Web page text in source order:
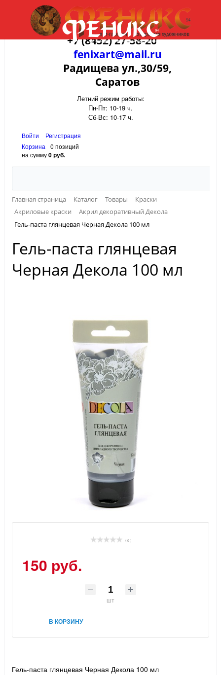
+7 (8452) 27-58-20
fenixart@mail.ru
Радищева ул.,30/59,
Саратов
Летний режим работы:
Пн-Пт: 10-19 ч.
Сб-Вс: 10-17 ч.
Войти
Регистрация
Корзина
0 позиций
на сумму0 руб.
Главная страница Каталог Товары
Краски
Акриловые краски
Акрил декоративный Декола
Гель-паста глянцевая Черная Декола 100 мл
Гель-паста глянцевая
Черная Декола 100 мл
( 0 )
150 руб.
шт
В КОРЗИНУ
Гель-паста глянцевая Черная Декола 100 мл